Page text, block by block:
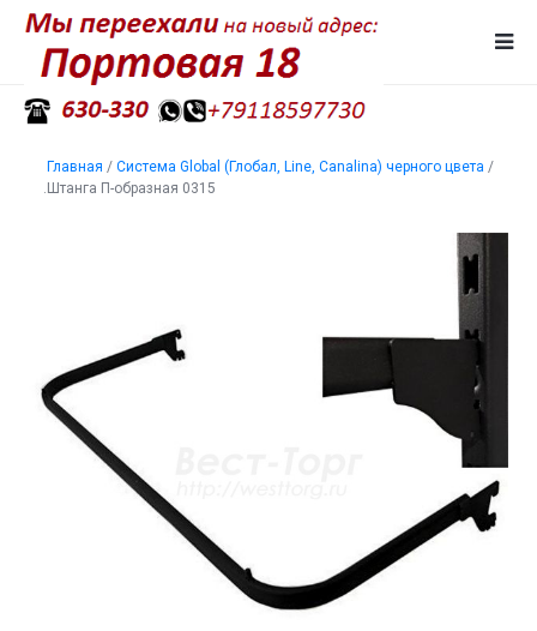
Главная / Система Global (Глобал, Line, Canalina) черного цвета /
.Штанга П-образная 0315